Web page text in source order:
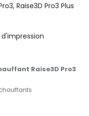
Raise3D Pro3 Plus
Raise3D Pro3